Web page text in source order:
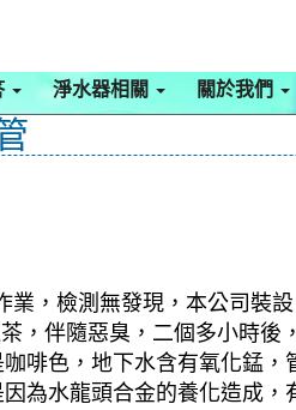
淨水器相關 關於我們
，檢測無發現，本公司裝
，伴隨惡臭，二個多小時後
啡色，地下水含有氧化錳
為水龍頭合金的養化造成